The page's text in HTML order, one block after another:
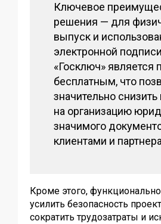
Ключевое
решения — для
выпуск и
электронной
«Госключ» является
бесплатным, что
значительно
на организацию
значимого
клиентами и
Кроме этого,
усилить безопасность
сократить трудозатраты и